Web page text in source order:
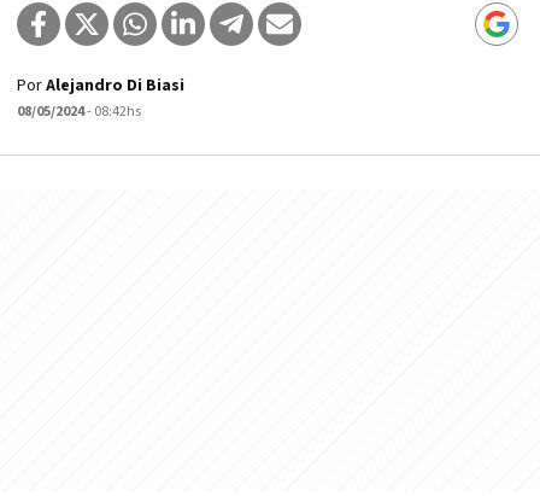
PorAlejandro Di Biasi
08/05/2024- 08:42hs